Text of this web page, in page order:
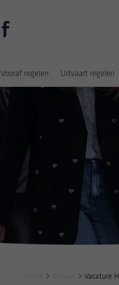
Vooraf regelen Uitvaart regelen
Vacature